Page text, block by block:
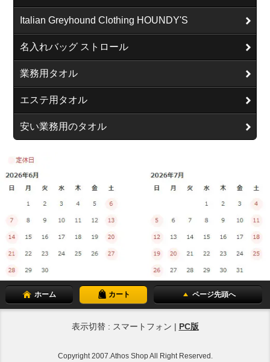
Italian Greyhound Clothing HOUNDY'S
名入れバッグ ストロール
業務用タオル
エステ用タオル
安い業務用のタオル
ホーム カート ページ先頭へ
表示切替 : スマートフォン | PC版
Copyright 2007.Athos Shop All Right Reserved.